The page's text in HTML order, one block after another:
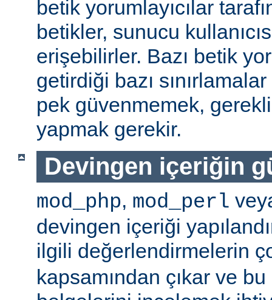
betik yorumlayıcılar
betikler, sunucu
erişebilirler. Bazı betik
getirdiği bazı
pek güvenmemek,
yapmak gerekir.
Devingen içeriğin
mod_php, mod_perl
devingen içeriği
ilgili değerlendirmelerin
kapsamından çıkar ve